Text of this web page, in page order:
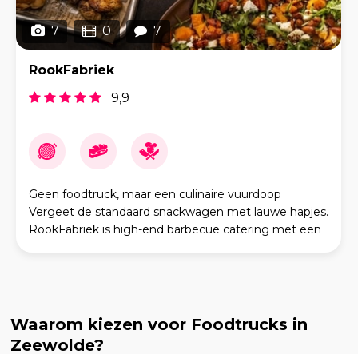
7 0 7
RookFabriek
9,9
Geen foodtruck, maar een culinaire vuurdoop
Vergeet de standaard snackwagen met lauwe hapjes.
RookFabriek is high-end barbecue catering met een
Waarom kiezen voor Foodtrucks in
Zeewolde?